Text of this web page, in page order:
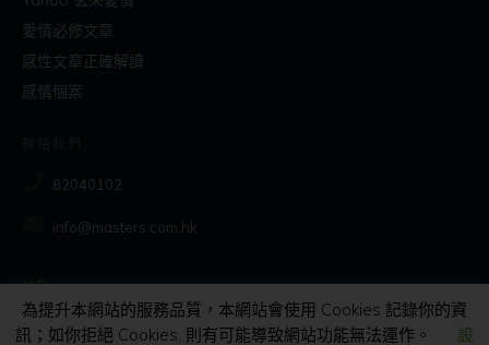
愛情必修文章
感性文章正確解讀
感情個案
82040102
info@masters.com.hk
社交
為提升本網站的服務品質，本網站會使用 Cookies 記錄你的資
訊；如你拒絕 Cookies, 則有可能導致網站功能無法運作。
設